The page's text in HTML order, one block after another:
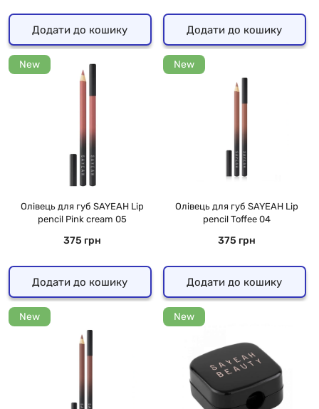
Додати до кошику Додати до кошику
New
Олівець для губ SAYEAH Lip
pencil Pink cream 05
375 грн
Додати до кошику
New
Олівець для губ SAYEAH Lip
pencil Toffee 04
375 грн
Додати до кошику
New New